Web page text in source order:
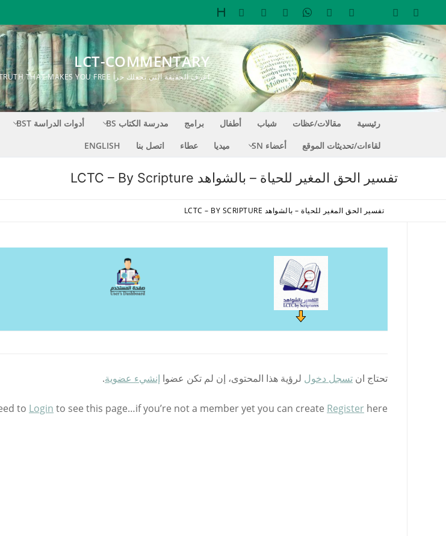
إلى
المحتوى
LCT-COMMENTARY
اعرف الحقيقة التي تجعلك حراً KNOW THE TRUTH THAT MAKES YOU FREE
رئيسية مقالات/عظات شباب أطفال برامج مدرسة الكتاب BS أدوات الدراسة BST
لقاءات/تحديثات الموقع
أعضاء SN ميديا عطاء اتصل بنا ENGLISH
تفسير الحق المغير للحياة – بالشواهد LCTC – By Scripture
تفسير الحق المغير للحياة – بالشواهد LCTC – BY SCRIPTURE
تحتاج ان تسجل دخول لرؤية هذا المحتوى، إن لم تكن عضوا إنشيء عضوية.
to Login to see this page…if you’re not a member yet you can create Register here.